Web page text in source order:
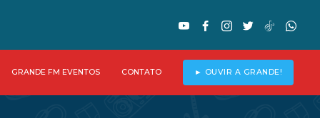
GRANDE FM EVENTOS CONTATO ► OUVIR A GRANDE!